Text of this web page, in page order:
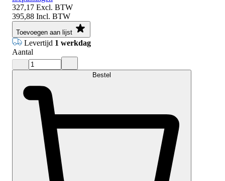
327,17 Excl. BTW
395,88 Incl. BTW
Toevoegen aan lijst
Levertijd 1 werkdag
Aantal
Bestel